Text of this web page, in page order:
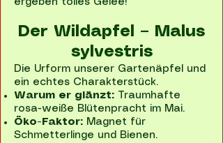
ergeben tolles Gelee!
Der Wildapfel – Malus
sylvestris
Die Urform unserer Gartenäpfel und
ein echtes Charakterstück.
Warum er glänzt: Traumhafte
rosa-weiße Blütenpracht im Mai.
Öko-Faktor: Magnet für
Schmetterlinge und Bienen.